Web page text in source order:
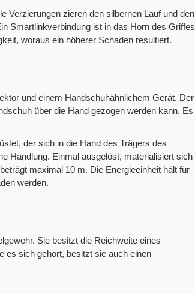
Verzierungen zieren den silbernen Lauf und den
Smartlinkverbindung ist in das Horn des Griffes
woraus ein höherer Schaden resultiert.
und einem Handschuhähnlichem Gerät. Der
über die Hand gezogen werden kann. Es
der sich in die Hand des Trägers des
Handlung. Einmal ausgelöst, materialisiert sich
maximal 10 m. Die Energieeinheit hält für
werden.
Sie besitzt die Reichweite eines
es sich gehört, besitzt sie auch einen